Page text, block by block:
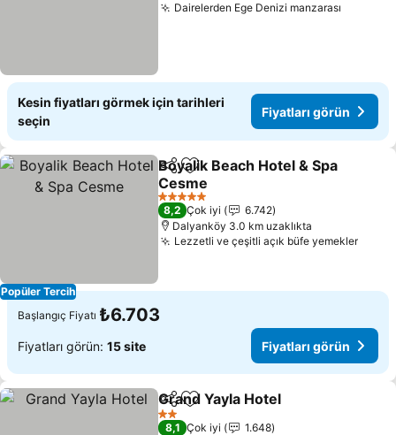
Dairelerden Ege Denizi manzarası
Kesin fiyatları görmek için tarihleri
seçin
Fiyatları görün
Popüler Tercih
PaylaşFavorilerime ekle
Boyalik Beach Hotel & Spa
Cesme
Fiyatları görün
5 Yıldız
8,2 Çok iyi
6.742
Dalyanköy 3.0 km uzaklıkta
Lezzetli ve çeşitli açık büfe yemekler
Başlangıç Fiyatı ₺6.703
Fiyatları görün: 15 site Fiyatları görün
PaylaşFavorilerime ekle
Grand Yayla Hotel
2 Yıldız
8,1 Çok iyi
1.648